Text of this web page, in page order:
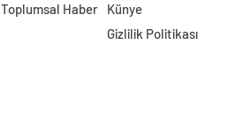
Toplumsal Haber
Künye
Gizlilik Politikası